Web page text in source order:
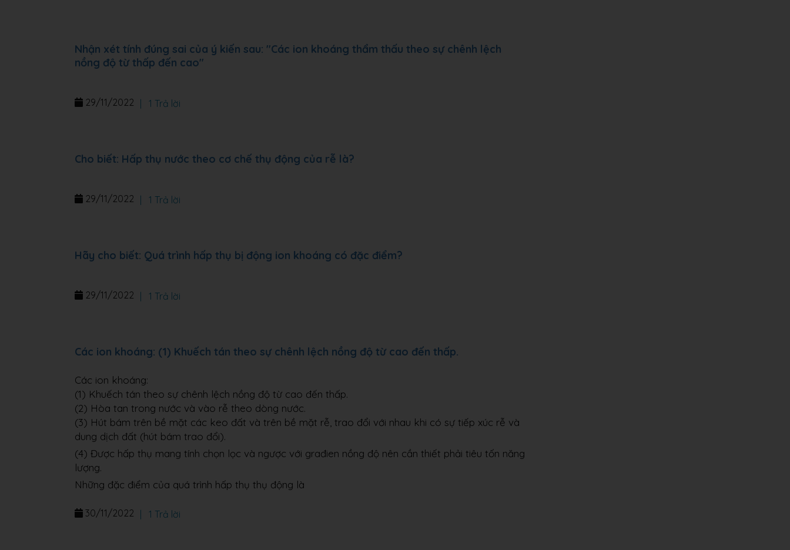
Nhận xét tính đúng sai của ý kiến sau: "Các ion khoáng thẩm thấu theo sự chênh lệch
nồng độ từ thấp đến cao"
29/11/2022 1 Trả lời
Cho biết: Hấp thụ nước theo cơ chế thụ động của rễ là?
29/11/2022 1 Trả lời
Hãy cho biết: Quá trình hấp thụ bị động ion khoáng có đặc điểm?
29/11/2022 1 Trả lời
Các ion khoáng: (1) Khuếch tán theo sự chênh lệch nồng độ từ cao đến thấp.
Các ion khoáng:
(1) Khuếch tán theo sự chênh lệch nồng độ từ cao đến thấp.
(2) Hòa tan trong nước và vào rễ theo dòng nước.
(3) Hút bám trên bề mặt các keo đất và trên bề mặt rễ, trao đổi với nhau khi có sự tiếp xúc rễ và
dung dịch đất (hút bám trao đổi).
(4) Được hấp thụ mang tính chọn lọc và ngược với građien nồng độ nên cần thiết phải tiêu tốn năng
lượng.
Những đặc điểm của quá trình hấp thụ thụ động là
30/11/2022 1 Trả lời